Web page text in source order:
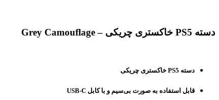
دسته PS5 خاکستری چریکی – Grey Camouflage
دسته PS5 خاکستری چریکی
قابل استفاده به صورت بی‌سیم و با کابل USB-C